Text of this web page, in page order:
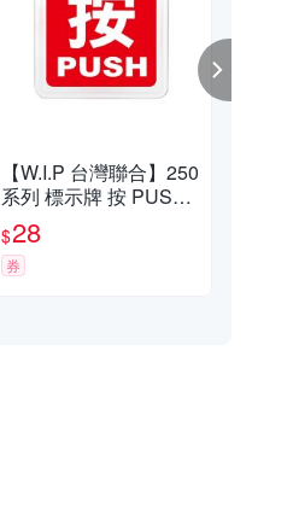
【W.I.P 台灣聯合】250
系列 標示牌 按 PUSH
6x6cm 附泡棉 /個 0255
$28
券